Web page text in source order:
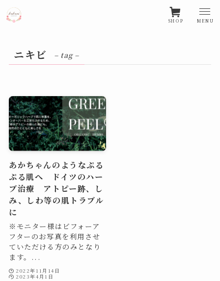
SHOP MENU
ニキビ – tag –
あかちゃんのようなぷる
ぷる肌へ ドイツのハー
ブ治療 アトピー跡、し
み、しわ等の肌トラブル
に
※モニター様はビフォーア
フターのお写真を利用させ
ていただける方のみとなり
ます。...
2022年11月14日
2023年4月1日